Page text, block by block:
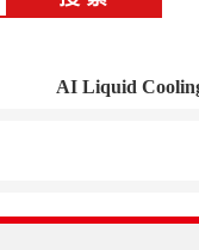
AI Liquid